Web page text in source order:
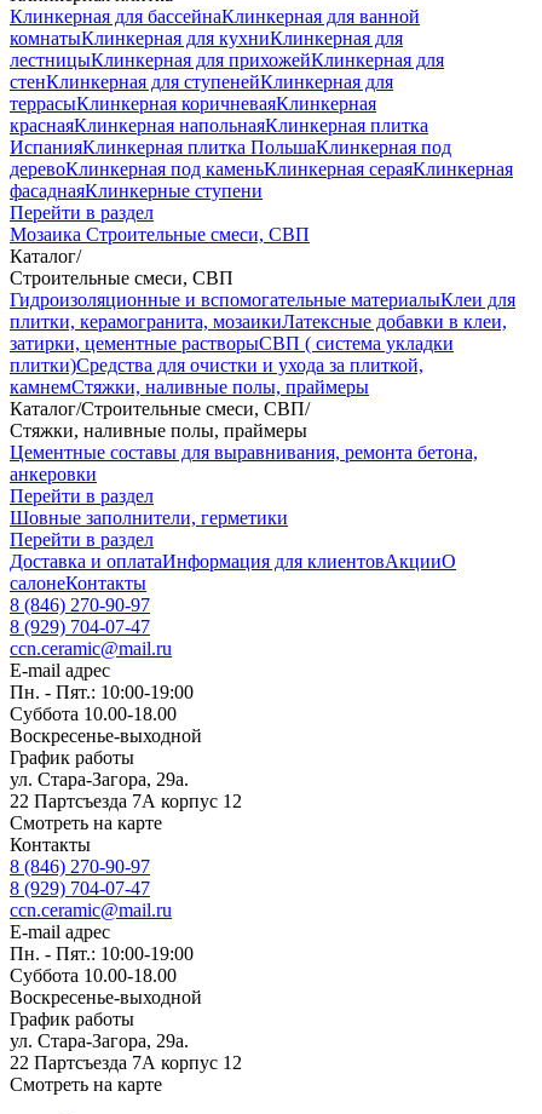
Клинкерная для бассейнаКлинкерная для ванной
комнатыКлинкерная для кухниКлинкерная для
лестницыКлинкерная для прихожейКлинкерная для
стенКлинкерная для ступенейКлинкерная для
террасыКлинкерная коричневаяКлинкерная
краснаяКлинкерная напольнаяКлинкерная плитка
ИспанияКлинкерная плитка ПольшаКлинкерная под
деревоКлинкерная под каменьКлинкерная сераяКлинкерная
фасаднаяКлинкерные ступени
Перейти в раздел
Мозаика Строительные смеси, СВП
Каталог/
Строительные смеси, СВП
Гидроизоляционные и вспомогательные материалыКлеи для
плитки, керамогранита, мозаикиЛатексные добавки в клеи,
затирки, цементные растворыСВП ( система укладки
плитки)Средства для очистки и ухода за плиткой,
камнемСтяжки, наливные полы, праймеры
Каталог/Строительные смеси, СВП/
Стяжки, наливные полы, праймеры
Цементные составы для выравнивания, ремонта бетона,
анкеровки
Перейти в раздел
Шовные заполнители, герметики
Перейти в раздел
Доставка и оплатаИнформация для клиентовАкцииО
салонеКонтакты
8 (846) 270-90-97
8 (929) 704-07-47
ccn.ceramic@mail.ru
E-mail адрес
Пн. - Пят.: 10:00-19:00
Суббота 10.00-18.00
Воскресенье-выходной
График работы
ул. Стара-Загора, 29а.
22 Партсъезда 7А корпус 12
Смотреть на карте
Контакты
8 (846) 270-90-97
8 (929) 704-07-47
ccn.ceramic@mail.ru
E-mail адрес
Пн. - Пят.: 10:00-19:00
Суббота 10.00-18.00
Воскресенье-выходной
График работы
ул. Стара-Загора, 29а.
22 Партсъезда 7А корпус 12
Смотреть на карте